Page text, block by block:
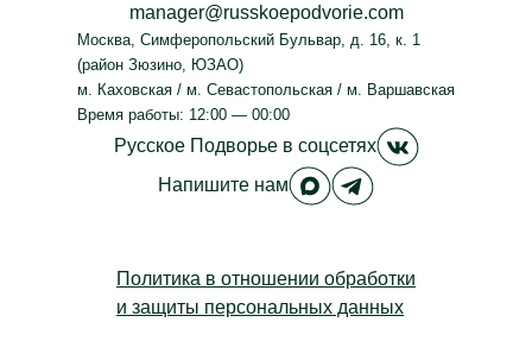
manager@russkoepodvorie.com
Москва Симферопольский Бульвар, д. 16, к. 1
(район Зюзино, ЮЗАО)
м. Каховская / м. Севастопольская / м. Варшавская
Время работы: 12:00 — 00:00
Русское Подворьев соцсетях Русское
Напишите нам Русское Подворье в
Политика в отношении обработки
и защиты персональных данных